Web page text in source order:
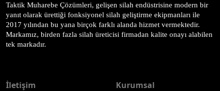
Taktik Muharebe Çözümleri, gelişen silah endüstrisine modern bir
yanıt olarak ürettiği fonksiyonel silah geliştirme ekipmanları ile
2017 yılından bu yana birçok farklı alanda hizmet vermektedir.
Markamız, birden fazla silah üreticisi firmadan kalite onayı alabilen
tek markadır.
İletişim Kurumsal